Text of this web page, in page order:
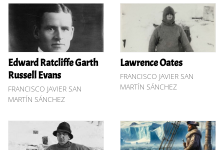
Edward Ratcliffe Garth
Russell Evans
FRANCISCO JAVIER SAN
MARTÍN SÁNCHEZ
Lawrence Oates
FRANCISCO JAVIER SAN
MARTÍN SÁNCHEZ